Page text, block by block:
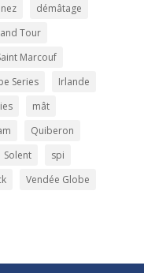
démâtage
Tour
Marcouf
Series
Irlande
mât
Quiberon
Solent
spi
Vendée Globe